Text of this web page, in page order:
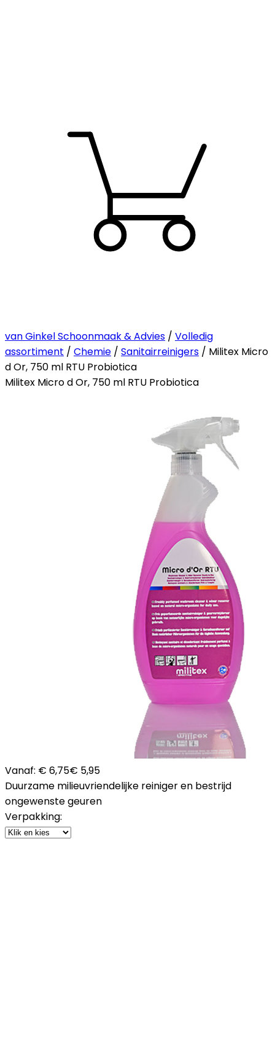
van Ginkel Schoonmaak & Advies / Volledig
assortiment / Chemie / Sanitairreinigers / Militex Micro
d Or, 750 ml RTU Probiotica
Militex Micro d Or, 750 ml RTU Probiotica
Vanaf: € 6,75€ 5,95
Duurzame milieuvriendelijke reiniger en bestrijd
ongewenste geuren
Verpakking: